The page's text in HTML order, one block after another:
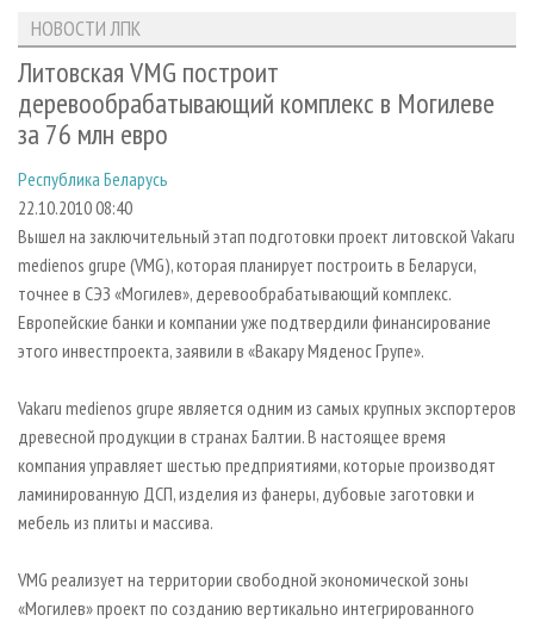
ЛЕСОЗАГОТОВКА
ЛЕСОПИЛЕНИЕ
ДЕРЕВООБРАБОТКА
СУШКА ДРЕВЕСИНЫ
ПРОИЗВОДСТВО ДРЕВЕСНЫХ ПЛИТ
ДЕРЕВЯННОЕ ДОМОСТРОЕНИЕ
ПРОИЗВОДСТВО МЕБЕЛИ
БИОЭНЕРГЕТИКА
ИНСТРУМЕНТ И МАТЕРИАЛЫ
НОВОСТИ ЛПК
НОВОСТИ ЖУРНАЛА
НОВОСТИ КОМПАНИЙ
ПРОЕКТЫ ЛПИ
АНАЛИТИКА
ПРЕДПРИЯТИЯ ЛПК
ЛЕСНЫЕ РЕГИОНЫ РОССИИ
ПЕРСОНЫ
МОБИЛЬНЫЕ ВЫСТАВКИ
ОФИЦИАЛЬНЫЕ ДЕЛЕГАЦИИ
ПРИОРИТЕТНЫЕ ИНВЕСТПРОЕКТЫ
RUSSIAN FORESTRY REVIEW
БИБЛИОТЕКА СПЕЦИАЛИСТА
АРХИВ ЖУРНАЛОВ
СТАТЬИ
О ЖУРНАЛЕ
ПОДПИСКА
КОНТАКТЫ
РЕКЛАМОДАТЕЛЯМ
РЕКЛАМА
РЕКЛАМА НА САЙТЕ
НОВОСТИ ЛПК
Литовская VMG построит
деревообрабатывающий комплекс в Могилеве
за 76 млн евро
Республика Беларусь
22.10.2010 08:40
Вышел на заключительный этап подготовки проект литовской Vakaru
medienos grupe (VMG), которая планирует построить в Беларуси,
точнее в СЭЗ «Могилев», деревообрабатывающий комплекс.
Европейские банки и компании уже подтвердили финансирование
этого инвестпроекта, заявили в «Вакару Мяденос Групе».
Vakaru medienos grupe является одним из самых крупных экспортеров
древесной продукции в странах Балтии. В настоящее время
компания управляет шестью предприятиями, которые производят
ламинированную ДСП, изделия из фанеры, дубовые заготовки и
мебель из плиты и массива.
VMG реализует на территории свободной экономической зоны
«Могилев» проект по созданию вертикально интегрированного